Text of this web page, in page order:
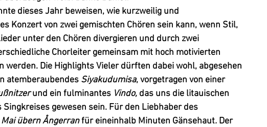
dieses Jahr beweisen, wie kurzweilig und
Konzert von zwei gemischten Chören sein kann, wenn Stil,
unter den Chören divergieren und durch zwei
Chorleiter gemeinsam mit hoch motivierten
werden. Die Highlights Vieler dürften dabei wohl, abgesehen
atemberaubendes Siyakudumisa, vorgetragen von einer
und ein fulminantes Vindo, das uns die litauischen
gewesen sein. Für den Liebhaber des
übern Ångerran für eineinhalb Minuten Gänsehaut. Der